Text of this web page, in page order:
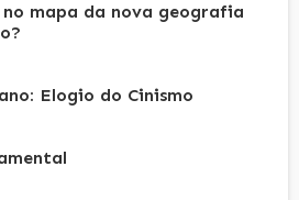
mapa da nova geografia
Elogio do Cinismo